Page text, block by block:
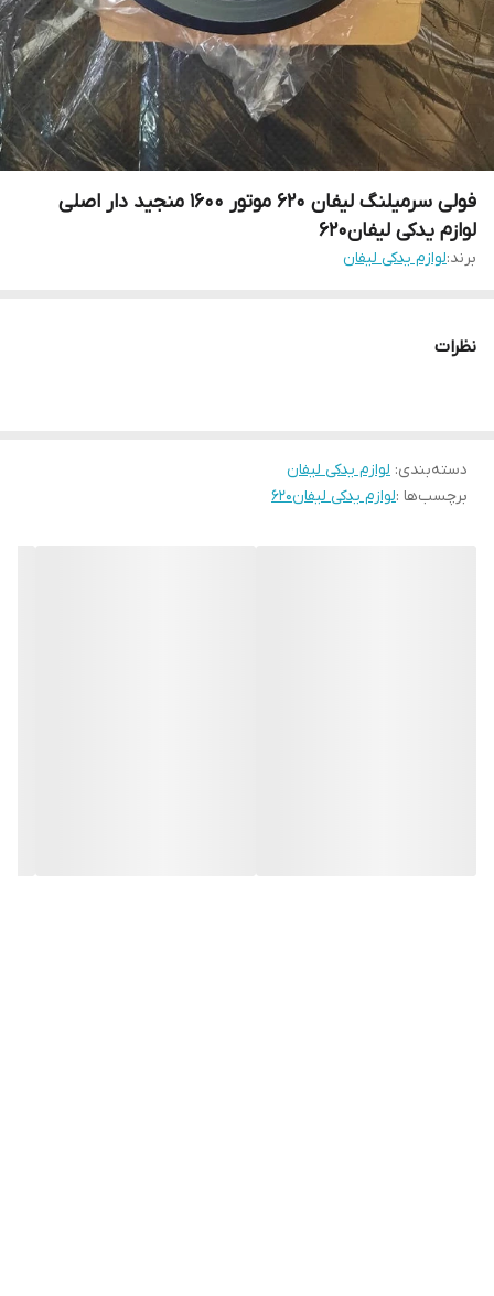
فولی سرمیلنگ لیفان ۶۲۰ موتور ۱۶۰۰ منجید دار اصلی
لوازم یدکی لیفان۶۲۰
برند:لوازم یدکی لیفان
نظرات
دسته‌بندی: لوازم یدکی لیفان
برچسب‌ها :لوازم یدکی لیفان۶۲۰